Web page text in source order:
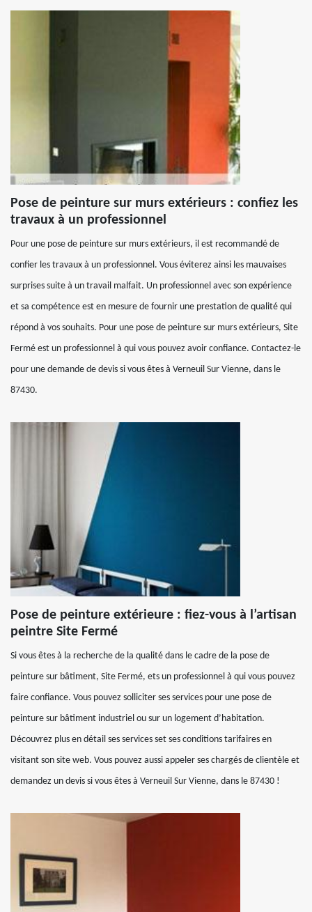
Pose de peinture sur murs extérieurs : confiez les
travaux à un professionnel
Pour une pose de peinture sur murs extérieurs, il est recommandé de
confier les travaux à un professionnel. Vous éviterez ainsi les mauvaises
surprises suite à un travail malfait. Un professionnel avec son expérience
et sa compétence est en mesure de fournir une prestation de qualité qui
répond à vos souhaits. Pour une pose de peinture sur murs extérieurs, Site
Fermé est un professionnel à qui vous pouvez avoir confiance. Contactez-le
pour une demande de devis si vous êtes à Verneuil Sur Vienne, dans le
87430.
Pose de peinture extérieure : fiez-vous à l’artisan
peintre Site Fermé
Si vous êtes à la recherche de la qualité dans le cadre de la pose de
peinture sur bâtiment, Site Fermé, ets un professionnel à qui vous pouvez
faire confiance. Vous pouvez solliciter ses services pour une pose de
peinture sur bâtiment industriel ou sur un logement d’habitation.
Découvrez plus en détail ses services set ses conditions tarifaires en
visitant son site web. Vous pouvez aussi appeler ses chargés de clientèle et
demandez un devis si vous êtes à Verneuil Sur Vienne, dans le 87430 !